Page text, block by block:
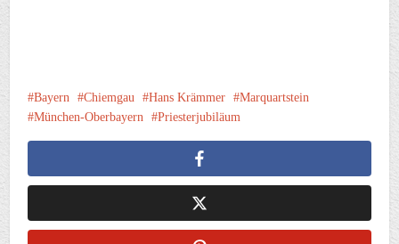
Bayern Chiemgau Hans Krämmer
Marquartstein
München-Oberbayern
Priesterjubiläum